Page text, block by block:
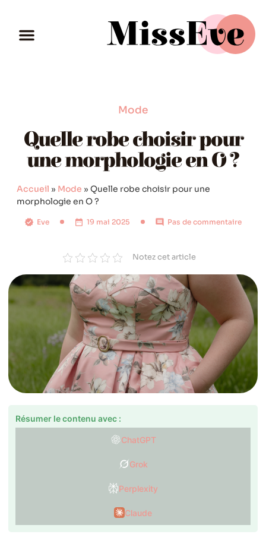
Mode
Quelle robe choisir pour
une morphologie en O ?
Accueil » Mode » Quelle robe choisir pour une
morphologie en O ?
Eve 19 mai 2025 Pas de commentaire
Notez cet article
Résumer le contenu avec :
ChatGPT
Grok
Perplexity
Claude